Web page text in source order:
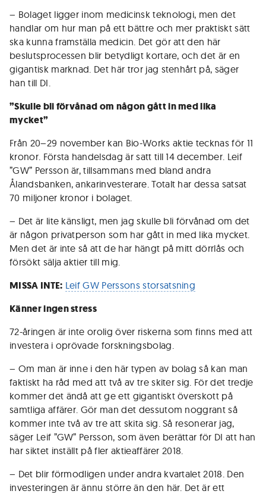
– Bolaget ligger inom medicinsk teknologi, men det
handlar om hur man på ett bättre och mer praktiskt sätt
ska kunna framställa medicin. Det gör att den här
beslutsprocessen blir betydligt kortare, och det är en
gigantisk marknad. Det här tror jag stenhårt på, säger
han till DI.
”Skulle bli förvånad om någon gått in med lika
mycket”
Från 20–29 november kan Bio-Works aktie tecknas för 11
kronor. Första handelsdag är satt till 14 december. Leif
”GW” Persson är, tillsammans med bland andra
Ålandsbanken, ankarinvesterare. Totalt har dessa satsat
70 miljoner kronor i bolaget.
– Det är lite känsligt, men jag skulle bli förvånad om det
är någon privatperson som har gått in med lika mycket.
Men det är inte så att de har hängt på mitt dörrlås och
försökt sälja aktier till mig.
MISSA INTE: Leif GW Perssons storsatsning
Känner ingen stress
72-åringen är inte orolig över riskerna som finns med att
investera i oprövade forskningsbolag.
– Om man är inne i den här typen av bolag så kan man
faktiskt ha råd med att två av tre skiter sig. För det tredje
kommer det ändå att ge ett gigantiskt överskott på
samtliga affärer. Gör man det dessutom noggrant så
kommer inte två av tre att skita sig. Så resonerar jag,
säger Leif ”GW” Persson, som även berättar för DI att han
har siktet inställt på fler aktieaffärer 2018.
– Det blir förmodligen under andra kvartalet 2018. Den
investeringen är ännu större än den här. Det är ett